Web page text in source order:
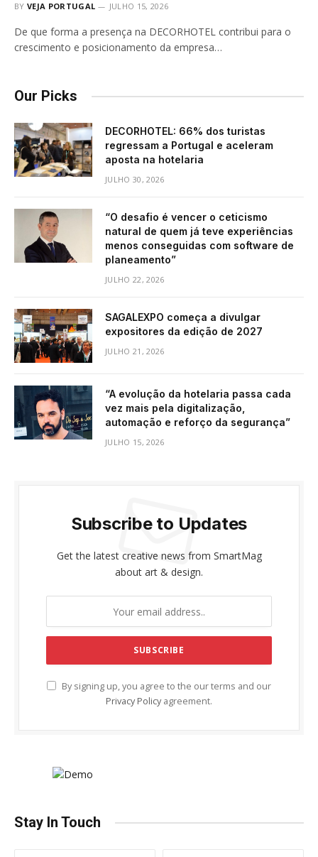
BY VEJA PORTUGAL JULHO 15, 2026
De que forma a presença na DECORHOTEL contribui para o
crescimento e posicionamento da empresa…
Our Picks
DECORHOTEL: 66% dos turistas
regressam a Portugal e aceleram
aposta na hotelaria
JULHO 30, 2026
“O desafio é vencer o ceticismo
natural de quem já teve experiências
menos conseguidas com software de
planeamento”
JULHO 22, 2026
SAGALEXPO começa a divulgar
expositores da edição de 2027
JULHO 21, 2026
“A evolução da hotelaria passa cada
vez mais pela digitalização,
automação e reforço da segurança”
JULHO 15, 2026
Subscribe to Updates
Get the latest creative news from SmartMag
about art & design.
By signing up, you agree to the our terms and our
Privacy Policy agreement.
Stay In Touch